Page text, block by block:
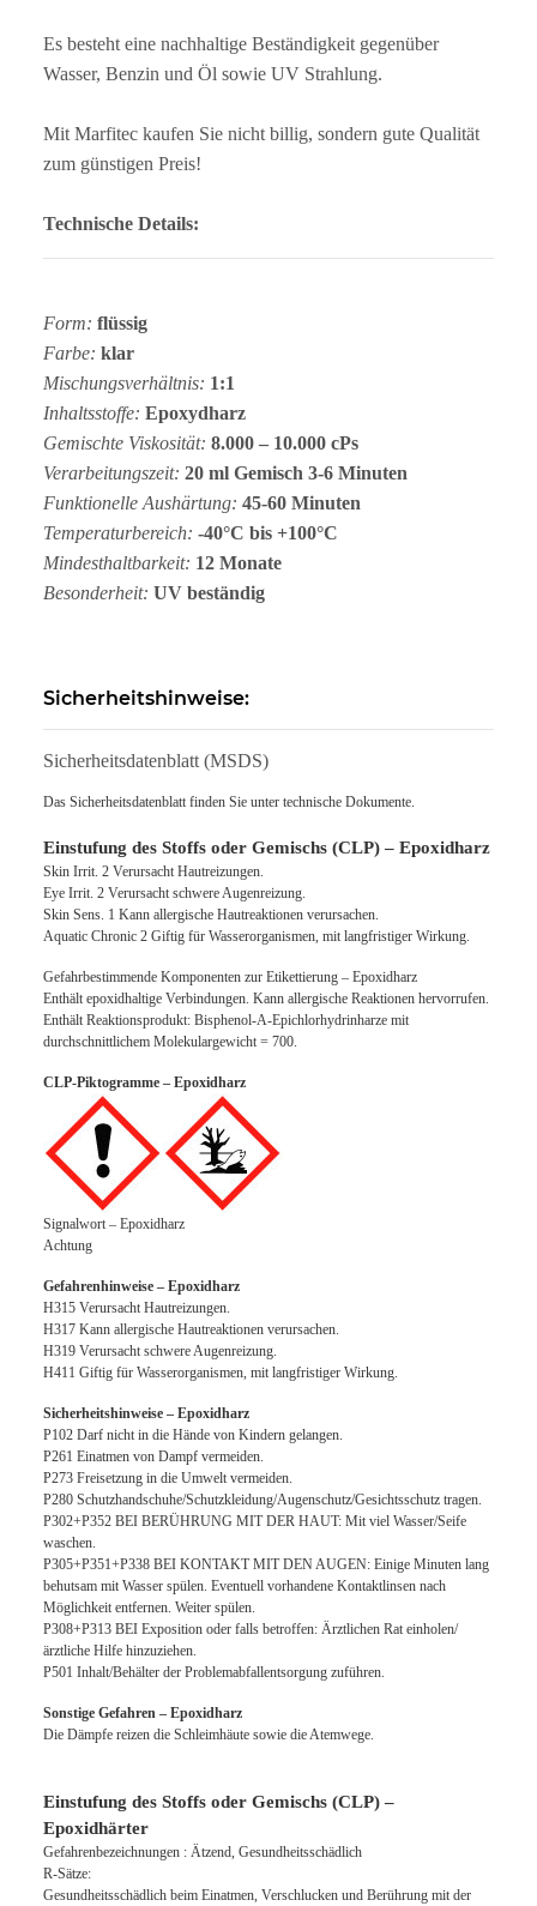
Es besteht eine nachhaltige Beständigkeit gegenüber
Wasser, Benzin und Öl sowie UV Strahlung.
Mit Marfitec kaufen Sie nicht billig, sondern gute Qualität
zum günstigen Preis!
Technische Details:
Form: flüssig
Farbe: klar
Mischungsverhältnis: 1:1
Inhaltsstoffe: Epoxydharz
Gemischte Viskosität: 8.000 – 10.000 cPs
Verarbeitungszeit: 20 ml Gemisch 3-6 Minuten
Funktionelle Aushärtung: 45-60 Minuten
Temperaturbereich: -40°C bis +100°C
Mindesthaltbarkeit: 12 Monate
Besonderheit: UV beständig
Sicherheitshinweise:
Sicherheitsdatenblatt (MSDS)
Das Sicherheitsdatenblatt finden Sie unter technische Dokumente.
Einstufung des Stoffs oder Gemischs (CLP) – Epoxidharz
Skin Irrit. 2 Verursacht Hautreizungen.
Eye Irrit. 2 Verursacht schwere Augenreizung.
Skin Sens. 1 Kann allergische Hautreaktionen verursachen.
Aquatic Chronic 2 Giftig für Wasserorganismen, mit langfristiger Wirkung.
Gefahrbestimmende Komponenten zur Etikettierung – Epoxidharz
Enthält epoxidhaltige Verbindungen. Kann allergische Reaktionen hervorrufen.
Enthält Reaktionsprodukt: Bisphenol-A-Epichlorhydrinharze mit
durchschnittlichem Molekulargewicht = 700.
CLP-Piktogramme – Epoxidharz
Signalwort – Epoxidharz
Achtung
Gefahrenhinweise – Epoxidharz
H315 Verursacht Hautreizungen.
H317 Kann allergische Hautreaktionen verursachen.
H319 Verursacht schwere Augenreizung.
H411 Giftig für Wasserorganismen, mit langfristiger Wirkung.
Sicherheitshinweise – Epoxidharz
P102 Darf nicht in die Hände von Kindern gelangen.
P261 Einatmen von Dampf vermeiden.
P273 Freisetzung in die Umwelt vermeiden.
P280 Schutzhandschuhe/Schutzkleidung/Augenschutz/Gesichtsschutz tragen.
P302+P352 BEI BERÜHRUNG MIT DER HAUT: Mit viel Wasser/Seife
waschen.
P305+P351+P338 BEI KONTAKT MIT DEN AUGEN: Einige Minuten lang
behutsam mit Wasser spülen. Eventuell vorhandene Kontaktlinsen nach
Möglichkeit entfernen. Weiter spülen.
P308+P313 BEI Exposition oder falls betroffen: Ärztlichen Rat einholen/
ärztliche Hilfe hinzuziehen.
P501 Inhalt/Behälter der Problemabfallentsorgung zuführen.
Sonstige Gefahren – Epoxidharz
Die Dämpfe reizen die Schleimhäute sowie die Atemwege.
Einstufung des Stoffs oder Gemischs (CLP) –
Epoxidhärter
Gefahrenbezeichnungen : Ätzend, Gesundheitsschädlich
R-Sätze:
Gesundheitsschädlich beim Einatmen, Verschlucken und Berührung mit der